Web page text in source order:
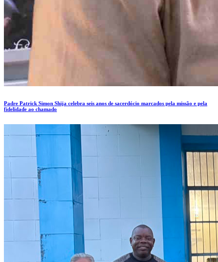
Padre Patrick Simon Shija celebra seis anos de sacerdócio marcados pela missão e pela
fidelidade ao chamado